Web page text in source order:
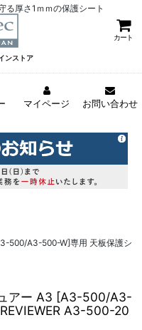
る厚さ1ｍｍの保護シート
ンストア
カート
マイページ お問い合わせ
500/A3-500-W]専用 天板保護シ
アー A3 [A3-500/A3-
A3-500-20